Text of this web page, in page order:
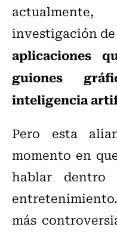
investigación de
aplicaciones
guiones
inteligencia
Pero esta
momento en
hablar
más